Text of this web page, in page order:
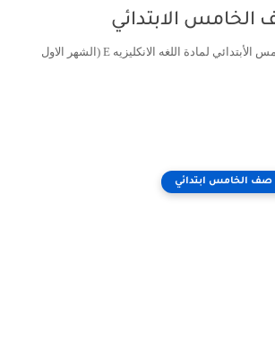
الخامس الابتدائي
اسئلة امتحانات صف الخامس الأبتدائي لمادة اللغه الانكليزيه E (الشهر الاول
الخامس ابتدائي